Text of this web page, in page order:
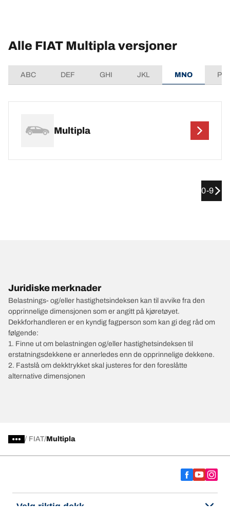
Alle FIAT Multipla versjoner
ABC DEF GHI JKL MNO
Multipla
0-9
Juridiske merknader
Belastnings- og/eller hastighetsindeksen kan til avvike fra den
opprinnelige dimensjonen som er angitt på kjøretøyet.
Dekkforhandleren er en kyndig fagperson som kan gi deg råd om
følgende:
1. Finne ut om belastningen og/eller hastighetsindeksen til
erstatningsdekkene er annerledes enn de opprinnelige dekkene.
2. Fastslå om dekktrykket skal justeres for den foreslåtte
alternative dimensjonen
/ FIAT Multipla
Velg riktig dekk